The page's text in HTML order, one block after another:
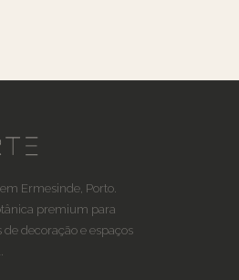
Ermesinde, Porto.
premium para
decoração e espaços